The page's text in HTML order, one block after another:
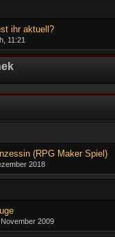
ihr aktuell?
11:21
(RPG Maker Spiel)
2018
2009